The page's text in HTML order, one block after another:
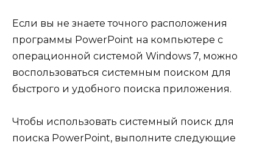
Если вы не знаете точного расположения
программы PowerPoint на компьютере с
операционной системой Windows 7, можно
воспользоваться системным поиском для
быстрого и удобного поиска приложения.
Чтобы использовать системный поиск для
поиска PowerPoint, выполните следующие